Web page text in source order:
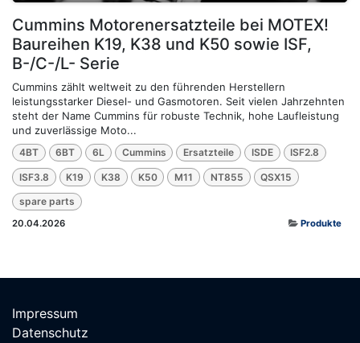
Cummins Motorenersatzteile bei MOTEX!
Baureihen K19, K38 und K50 sowie ISF,
B-/C-/L- Serie
Cummins zählt weltweit zu den führenden Herstellern
leistungsstarker Diesel- und Gasmotoren. Seit vielen Jahrzehnten
steht der Name Cummins für robuste Technik, hohe Laufleistung
und zuverlässige Moto...
4BT 6BT 6L Cummins Ersatzteile ISDE ISF2.8
ISF3.8 K19 K38 K50 M11 NT855 QSX15
spare parts
20.04.2026 Produkte
Impressum
Datenschutz